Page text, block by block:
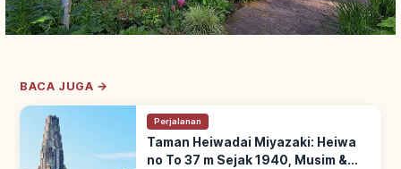
BACA JUGA →
Perjalanan
Taman Heiwadai Miyazaki: Heiwa
no To 37 m Sejak 1940, Musim &